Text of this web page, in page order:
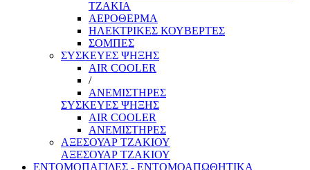
ΤΖΑΚΙΑ
ΑΕΡΟΘΕΡΜΑ
ΗΛΕΚΤΡΙΚΕΣ ΚΟΥΒΕΡΤΕΣ
ΣΟΜΠΕΣ
ΣΥΣΚΕΥΕΣ ΨΗΞΗΣ
AIR COOLER
/
ΑΝΕΜΙΣΤΗΡΕΣ
ΣΥΣΚΕΥΕΣ ΨΗΞΗΣ
AIR COOLER
ΑΝΕΜΙΣΤΗΡΕΣ
ΑΞΕΣΟΥΑΡ ΤΖΑΚΙΟΥ
ΑΞΕΣΟΥΑΡ ΤΖΑΚΙΟΥ
ΕΝΤΟΜΟΠΑΓΙΔΕΣ - ΕΝΤΟΜΟΑΠΩΘΗΤΙΚΑ